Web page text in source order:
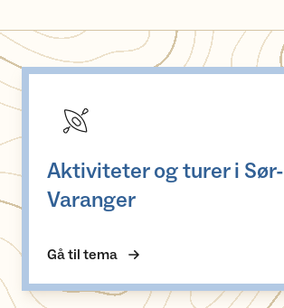
Aktiviteter og turer i Sør-
Varanger
Gå til tema